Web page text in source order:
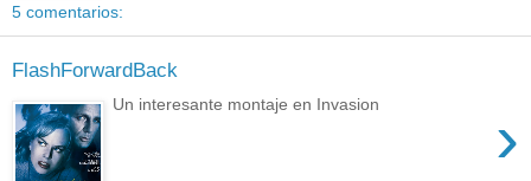
5 comentarios:
FlashForwardBack
›
Un interesante montaje en Invasion